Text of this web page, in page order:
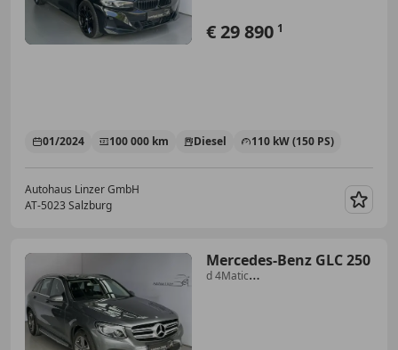
€ 29 890 1
01/2024 100 000 km Diesel 110 kW (150 PS)
Autohaus Linzer GmbH
AT-5023 Salzburg
Mercedes-Benz GLC 250
d 4Matic